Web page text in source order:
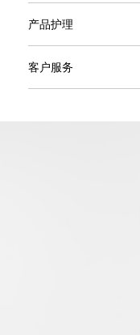
产品护理
客户服务